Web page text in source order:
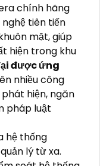
chính hãng
tiên tiến
mặt, giúp
hiện trong khu
được ứng
nhiều công
hiện, ngăn
pháp luật
hệ thống
lý từ xa.